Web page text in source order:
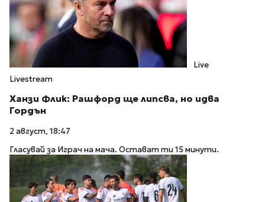
Live
Livestream
Ханзи Флик: Рашфорд ще липсва, но идва
Гордън
2 август, 18:47
Гласувай за Играч на мача. Остават ти 15 минути.